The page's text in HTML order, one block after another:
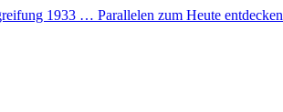
1933 … Parallelen zum Heute entdecken